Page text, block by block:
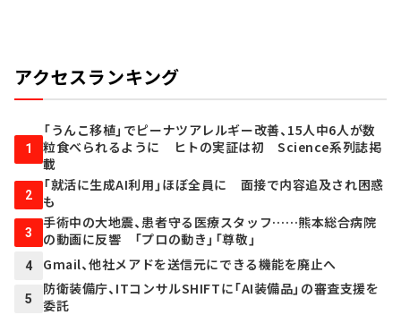
アクセスランキング
1
「うんこ移植」でピーナツアレルギー改善、15人中6人が数
粒食べられるように ヒトの実証は初 Science系列誌掲
載
2
「就活に生成AI利用」ほぼ全員に 面接で内容追及され困惑
も
3
手術中の大地震、患者守る医療スタッフ……熊本総合病院
の動画に反響 「プロの動き」「尊敬」
4 Gmail、他社メアドを送信元にできる機能を廃止へ
5
防衛装備庁、ITコンサルSHIFTに「AI装備品」の審査支援を
委託